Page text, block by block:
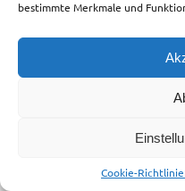
bestimmte Merkmale und
Cookie-Richtlinie